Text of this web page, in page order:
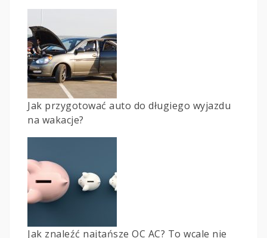
Jak przygotować auto do długiego wyjazdu
na wakacje?
Jak znaleźć najtańsze OC AC? To wcale nie